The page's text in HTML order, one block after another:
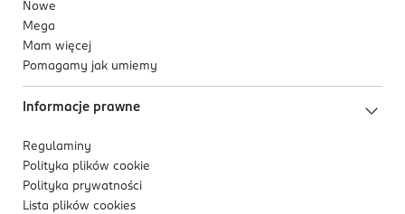
Nowe
Mega
Mam więcej
Pomagamy jak umiemy
Informacje prawne
Regulaminy
Polityka plików cookie
Polityka prywatności
Lista plików cookies